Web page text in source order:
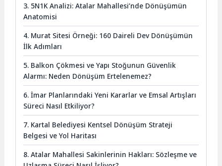
3. 5N1K Analizi: Atalar Mahallesi’nde Dönüşümün
Anatomisi
4. Murat Sitesi Örneği: 160 Daireli Dev Dönüşümün
İlk Adımları
5. Balkon Çökmesi ve Yapı Stoğunun Güvenlik
Alarmı: Neden Dönüşüm Ertelenemez?
6. İmar Planlarındaki Yeni Kararlar ve Emsal Artışları
Süreci Nasıl Etkiliyor?
7. Kartal Belediyesi Kentsel Dönüşüm Strateji
Belgesi ve Yol Haritası
8. Atalar Mahallesi Sakinlerinin Hakları: Sözleşme ve